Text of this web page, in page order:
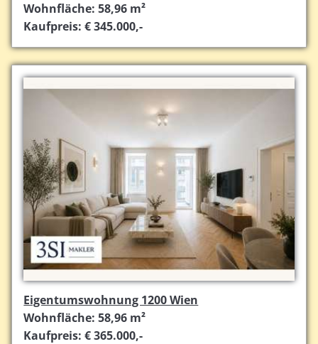
Wohnfläche: 58,96 m²
Kaufpreis: € 345.000,-
Eigentumswohnung 1200 Wien
Wohnfläche: 58,96 m²
Kaufpreis: € 365.000,-